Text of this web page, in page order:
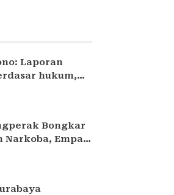
Laporan
hukum,
ke
tidak
Bongkar
Narkoba, Empat